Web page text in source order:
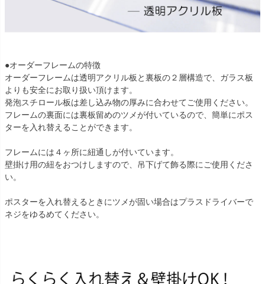
●オーダーフレームの特徴
オーダーフレームは透明アクリル板と裏板の２層構造で、ガラス板
よりも安全にお取り扱い頂けます。
発泡スチロール板は差し込み物の厚みに合わせてご使用ください。
フレームの裏面には裏板留めのツメが付いているので、簡単にポス
ターを入れ替えることができます。
フレームには４ヶ所に紐通しが付いています。
壁掛け用の紐をおつけしますので、吊下げて飾る際にご使用くださ
い。
ポスターを入れ替えるときにツメが固い場合はプラスドライバーで
ネジをゆるめてください。